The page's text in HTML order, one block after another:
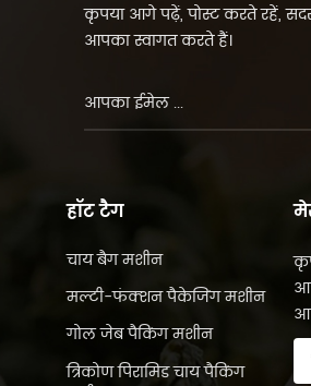
कृपया आगे पढ़ें, पोस्ट करते रहें,
आपका स्वागत करते हैं।
हॉट टैग
चाय बैग मशीन
मल्टी-फंक्शन पैकेजिंग मशीन
गोल जेब पैकिंग मशीन
त्रिकोण पिरामिड चाय पैकिंग